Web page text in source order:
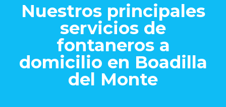
Nuestros principales
servicios de
fontaneros a
domicilio en Boadilla
del Monte